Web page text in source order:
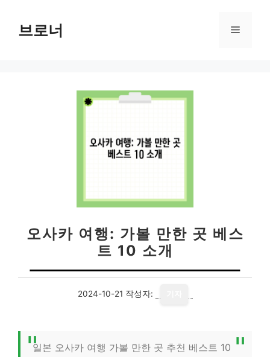
브로너 메
오사카 여행: 가볼 만한 곳 베스
트 10 소개
2024-10-21 작성자:
일본 오사카 여행 가볼 만한 곳 추천 베스트 10